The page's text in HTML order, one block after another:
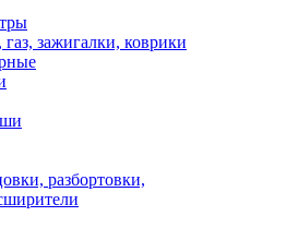
газ, зажигалки, коврики
разбортовки,